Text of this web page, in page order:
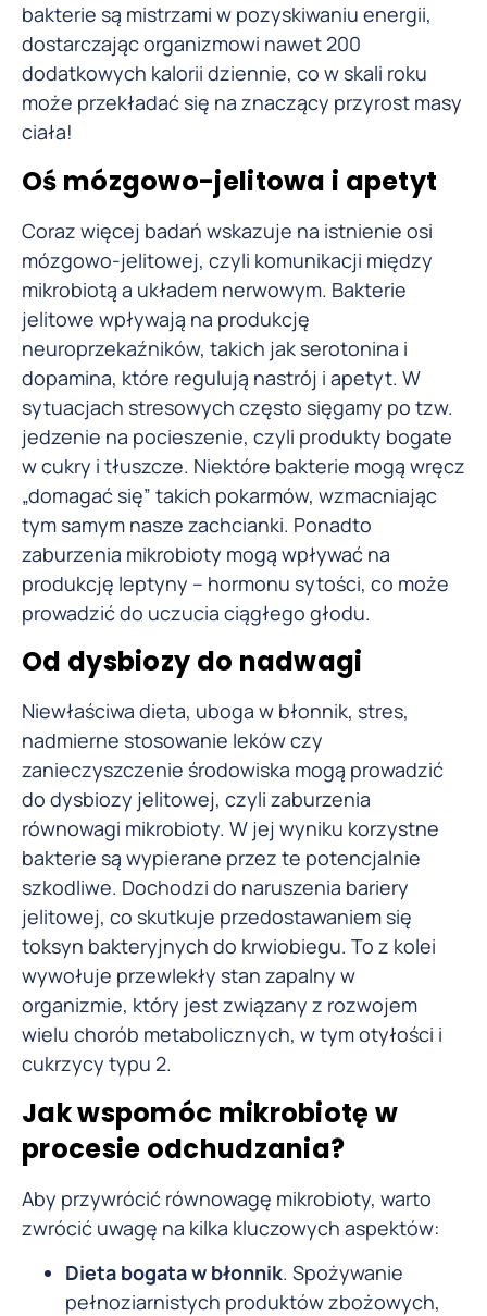
bakterie są mistrzami w pozyskiwaniu energii,
dostarczając organizmowi nawet 200
dodatkowych kalorii dziennie, co w skali roku
może przekładać się na znaczący przyrost masy
ciała!
Oś mózgowo-jelitowa i apetyt
Coraz więcej badań wskazuje na istnienie osi
mózgowo-jelitowej, czyli komunikacji między
mikrobiotą a układem nerwowym. Bakterie
jelitowe wpływają na produkcję
neuroprzekaźników, takich jak serotonina i
dopamina, które regulują nastrój i apetyt. W
sytuacjach stresowych często sięgamy po tzw.
jedzenie na pocieszenie, czyli produkty bogate
w cukry i tłuszcze. Niektóre bakterie mogą wręcz
„domagać się” takich pokarmów, wzmacniając
tym samym nasze zachcianki. Ponadto
zaburzenia mikrobioty mogą wpływać na
produkcję leptyny – hormonu sytości, co może
prowadzić do uczucia ciągłego głodu.
Od dysbiozy do nadwagi
Niewłaściwa dieta, uboga w błonnik, stres,
nadmierne stosowanie leków czy
zanieczyszczenie środowiska mogą prowadzić
do dysbiozy jelitowej, czyli zaburzenia
równowagi mikrobioty. W jej wyniku korzystne
bakterie są wypierane przez te potencjalnie
szkodliwe. Dochodzi do naruszenia bariery
jelitowej, co skutkuje przedostawaniem się
toksyn bakteryjnych do krwiobiegu. To z kolei
wywołuje przewlekły stan zapalny w
organizmie, który jest związany z rozwojem
wielu chorób metabolicznych, w tym otyłości i
cukrzycy typu 2.
Jak wspomóc mikrobiotę w
procesie odchudzania?
Aby przywrócić równowagę mikrobioty, warto
zwrócić uwagę na kilka kluczowych aspektów:
Dieta bogata w błonnik. Spożywanie
pełnoziarnistych produktów zbożowych,